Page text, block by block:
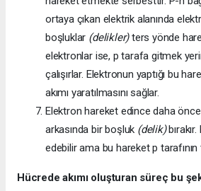
ortaya çıkan elektrik alanında
boşluklar (delikler)ters yönde
elektronlar ise, p tarafa gitmek
çalışırlar. Elektronun yaptığı bu
akımı yaratılmasını sağlar.
Elektron hareket edince daha
arkasında bir boşluk (delik)
edebilir ama bu hareket p
Hücrede akımı oluşturan süreç bu